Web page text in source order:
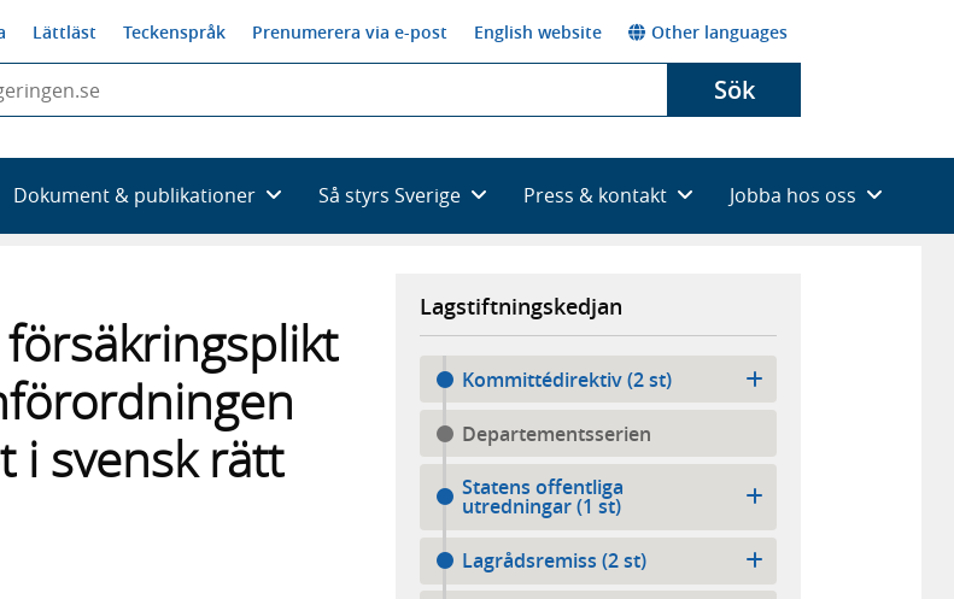
Lättläst Teckenspråk Prenumerera via e-post English website Other languages
Sök
Dokument & publikationer Så styrs Sverige Press & kontakt Jobba hos oss
i svensk rätt
Lagstiftningskedjan
Kommittédirektiv (2 st)
Departementsserien
Statens offentliga
utredningar (1 st)
Lagrådsremiss (2 st)